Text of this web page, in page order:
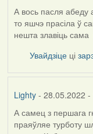
А вось пасля абеду
то яшчэ прасіла ў
нешта злавіць сама
Увайдзіце ці
Lighty- 28.05.2022 -
А самец з першага
праяўляе турботу